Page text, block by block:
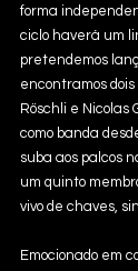
forma
ciclo haverá um
pretendemos
encontramos
Röschli e Nicolas
como banda
suba aos palcos
um quinto
vivo de chaves,
Emocionado em